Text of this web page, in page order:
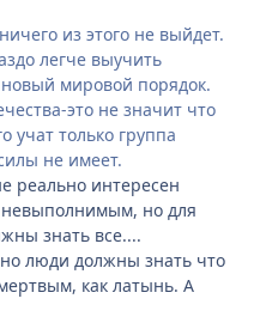
из этого не выйдет.
легче выучить
мировой порядок.
это не значит что
учат только группа
не имеет.
реально интересен
невыполнимым, но для
знать все....
люди должны знать что
как латынь. А